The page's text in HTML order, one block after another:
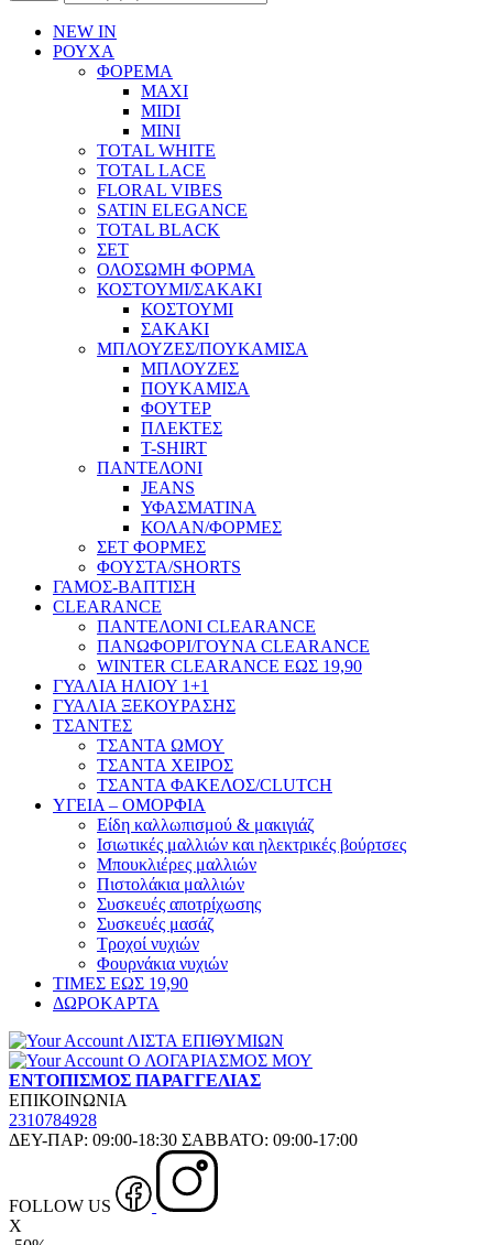
NEW IN
ΡΟΥΧΑ
ΦΟΡΕΜΑ
MAXI
MIDI
MINI
TOTAL WHITE
TOTAL LACE
FLORAL VIBES
SATIN ELEGANCE
TOTAL BLACK
ΣΕΤ
ΟΛΟΣΩΜΗ ΦΟΡΜΑ
ΚΟΣΤΟΥΜΙ/ΣΑΚΑΚΙ
ΚΟΣΤΟΥΜΙ
ΣΑΚΑΚΙ
ΜΠΛΟΥΖΕΣ/ΠΟΥΚΑΜΙΣΑ
ΜΠΛΟΥΖΕΣ
ΠΟΥΚΑΜΙΣΑ
ΦΟΥΤΕΡ
ΠΛΕΚΤΕΣ
T-SHIRT
ΠΑΝΤΕΛΟΝΙ
JEANS
ΥΦΑΣΜΑΤΙΝΑ
ΚΟΛΑΝ/ΦΟΡΜΕΣ
ΣΕΤ ΦΟΡΜΕΣ
ΦΟΥΣΤΑ/SHORTS
ΓΑΜΟΣ-ΒΑΠΤΙΣΗ
CLEARANCE
ΠΑΝΤΕΛΟΝΙ CLEARANCE
ΠΑΝΩΦΟΡΙ/ΓΟΥΝΑ CLEARANCE
WINTER CLEARANCE ΕΩΣ 19,90
ΓΥΑΛΙΑ ΗΛΙΟΥ 1+1
ΓΥΑΛΙΑ ΞΕΚΟΥΡΑΣΗΣ
ΤΣΑΝΤΕΣ
ΤΣΑΝΤΑ ΩΜΟΥ
ΤΣΑΝΤΑ ΧΕΙΡΟΣ
ΤΣΑΝΤΑ ΦΑΚΕΛΟΣ/CLUTCH
ΥΓΕΙΑ – ΟΜΟΡΦΙΑ
Είδη καλλωπισμού & μακιγιάζ
Ισιωτικές μαλλιών και ηλεκτρικές βούρτσες
Μπουκλιέρες μαλλιών
Πιστολάκια μαλλιών
Συσκευές αποτρίχωσης
Συσκευές μασάζ
Τροχοί νυχιών
Φουρνάκια νυχιών
ΤΙΜΕΣ ΕΩΣ 19,90
ΔΩΡΟΚΑΡΤΑ
ΛΙΣΤΑ ΕΠΙΘΥΜΙΩΝ
Ο ΛΟΓΑΡΙΑΣΜΟΣ ΜΟΥ
ΕΝΤΟΠΙΣΜΟΣ ΠΑΡΑΓΓΕΛΙΑΣ
ΕΠΙΚΟΙΝΩΝΙΑ
2310784928
ΔΕΥ-ΠΑΡ: 09:00-18:30 ΣΑΒΒΑΤΟ: 09:00-17:00
FOLLOW US
X